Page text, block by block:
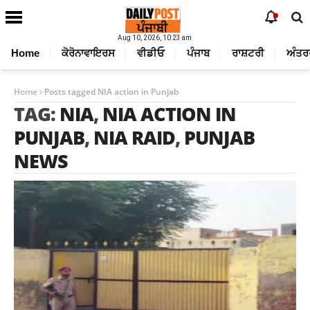
Aug 10, 2026, 10:23 am
Home ਕੋਰੋਨਾਵਾਇਰਸ ਵੀਡੀਓ ਪੰਜਾਬ ਰਾਸ਼ਟਰੀ
Home Posts tagged NIA action in Punjab
TAG: NIA, NIA ACTION IN
PUNJAB, NIA RAID, PUNJAB
NEWS